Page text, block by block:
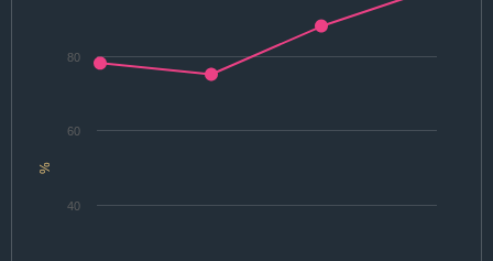
%
40
60
80